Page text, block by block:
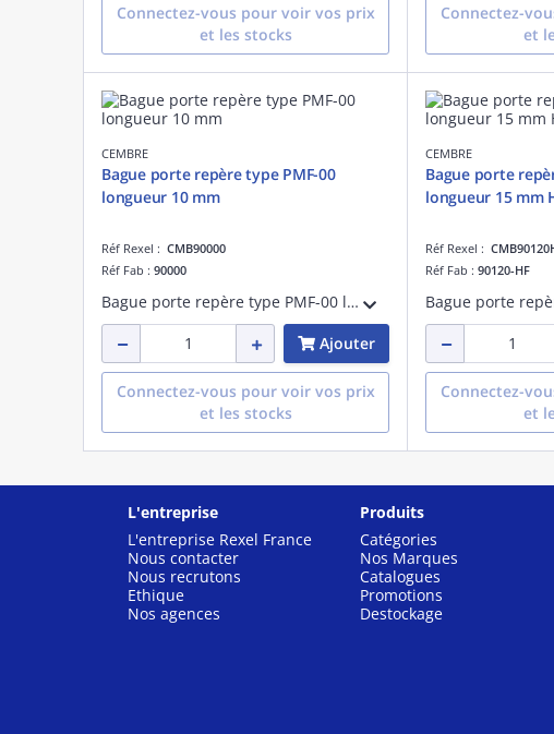
Connectez-vous pour voir vos prix
et les stocks
Connectez-
et
CEMBRE
Bague porte repère type PMF-00
longueur 10 mm
Réf Rexel : CMB90000
Réf Fab : 90000
Bague porte repère type PMF-00 longueur 10 mm
Ajouter
Connectez-vous pour voir vos prix
et les stocks
CEMBRE
Bague porte
longueur 15 mm
Réf Rexel :
Réf Fab : 90120-HF
Connectez-
et
L'entreprise
L'entreprise Rexel France
Nous contacter
Nous recrutons
Ethique
Nos agences
Produits
Catégories
Nos Marques
Catalogues
Promotions
Destockage